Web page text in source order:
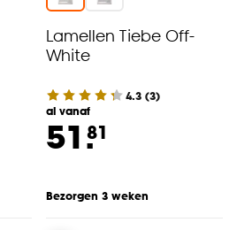
Lamellen Tiebe Off-
White
4.3 (3)
al vanaf
51.81
Bezorgen 3 weken